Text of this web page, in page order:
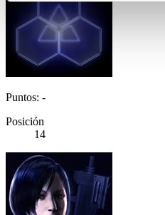
Puntos: -
Posición
14